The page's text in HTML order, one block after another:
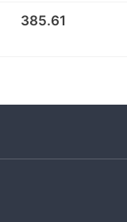
385.61